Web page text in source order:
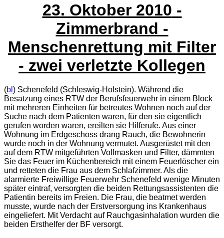
23. Oktober 2010 -
Zimmerbrand -
Menschenrettung mit Filter
- zwei verletzte Kollegen
(bl ) Schenefeld (Schleswig-Holstein). Während die
Besatzung eines RTW der Berufsfeuerwehr in einem Block
mit mehreren Einheiten für betreutes Wohnen noch auf der
Suche nach dem Patienten waren, für den sie eigentlich
gerufen worden waren, ereilten sie Hilferufe. Aus einer
Wohnung im Erdgeschoss drang Rauch, die Bewohnerin
wurde noch in der Wohnung vermutet. Ausgerüstet mit den
auf dem RTW mitgeführten Vollmasken und Filter, dämmten
Sie das Feuer im Küchenbereich mit einem Feuerlöscher ein
und retteten die Frau aus dem Schlafzimmer. Als die
alarmierte Freiwillige Feuerwehr Schenefeld wenige Minuten
später eintraf, versorgten die beiden Rettungsassistenten die
Patientin bereits im Freien. Die Frau, die beatmet werden
musste, wurde nach der Erstversorgung ins Krankenhaus
eingeliefert. Mit Verdacht auf Rauchgasinhalation wurden die
beiden Ersthelfer der BF versorgt.